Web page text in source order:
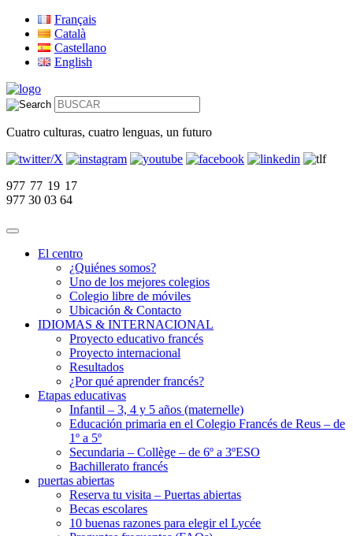
Français
Català
Castellano
English
Cuatro culturas, cuatro lenguas, un futuro
977 77 19 17
977 30 03 64
El centro
¿Quiénes somos?
Uno de los mejores colegios
Colegio libre de móviles
Ubicación & Contacto
IDIOMAS & INTERNACIONAL
Proyecto educativo francés
Proyecto internacional
Resultados
¿Por qué aprender francés?
Etapas educativas
Infantil – 3, 4 y 5 años (maternelle)
Educación primaria en el Colegio Francés de Reus – de
1º a 5º
Secundaria – Collège – de 6º a 3ºESO
Bachillerato francés
puertas abiertas
Reserva tu visita – Puertas abiertas
Becas escolares
10 buenas razones para elegir el Lycée